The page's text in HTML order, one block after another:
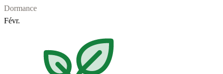
Dormance
Févr.